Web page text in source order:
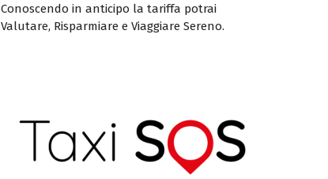
Conoscendo in anticipo la tariffa potrai
Valutare, Risparmiare e Viaggiare Sereno.